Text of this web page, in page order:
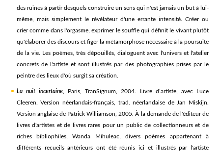
des ruines à partir desquels construire un sens qui n'est jamais un but à lui-
même, mais simplement le révélateur d'une errante intensité. Créer ou
crier comme dans l'orgasme, exprimer le souffle qui définit le vivant plutôt
qu'élaborer des discours et figer la métamorphose nécessaire à la poursuite
de la vie. Les poèmes, très dépouillés, dialoguent avec l'univers et l'atelier
concrets de l'artiste et sont illustrés par des photographies prises par le
peintre des lieux d'où surgit sa création.
La nuit incertaine , Paris, TranSignum, 2004. Livre d’artiste, avec Luce
Cleeren. Version néerlandais-français, trad. néerlandaise de Jan Miskijn.
Version anglaise de Patrick Williamson, 2005. À la demande de l'éditeur de
livres d'artistes et de livres rares pour un public de collectionneurs et de
riches bibliophiles, Wanda Mihuleac, divers poèmes appartenant à
différents recueils antérieurs ont été réunis ici et illustrés par l'artiste